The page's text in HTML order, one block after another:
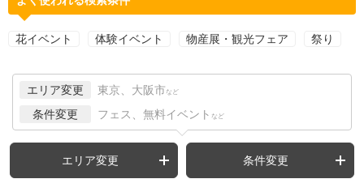
花イベント 体験イベント 物産展・観光フェア 祭り
エリア変更 東京、大阪市 など
条件変更 フェス、無料イベント など
エリア変更 条件変更